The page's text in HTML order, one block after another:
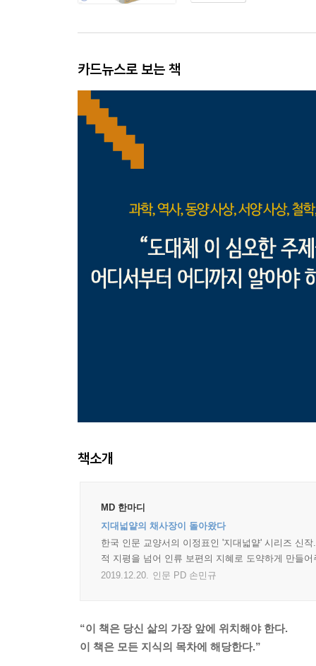
카드뉴스로 보는 책
책소개
MD 한마디
지대넓얕의 채사장이 돌아왔다
한국 인문 교양서의 이정표인 '지대넓얕' 시리즈 신
적 지평을 넘어 인류 보편의 지혜로 도약하게 만들
2019.12.20. 인문 PD 손민규
“이 책은 당신 삶의 가장 앞에 위치해야 한다.
이 책은 모든 지식의 목차에 해당한다.”